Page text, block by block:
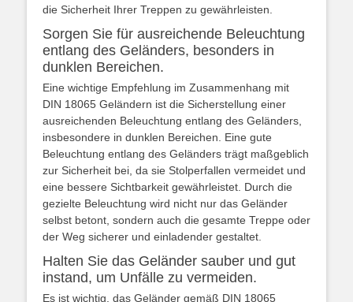
die Sicherheit Ihrer Treppen zu gewährleisten.
Sorgen Sie für ausreichende Beleuchtung
entlang des Geländers, besonders in
dunklen Bereichen.
Eine wichtige Empfehlung im Zusammenhang mit
DIN 18065 Geländern ist die Sicherstellung einer
ausreichenden Beleuchtung entlang des Geländers,
insbesondere in dunklen Bereichen. Eine gute
Beleuchtung entlang des Geländers trägt maßgeblich
zur Sicherheit bei, da sie Stolperfallen vermeidet und
eine bessere Sichtbarkeit gewährleistet. Durch die
gezielte Beleuchtung wird nicht nur das Geländer
selbst betont, sondern auch die gesamte Treppe oder
der Weg sicherer und einladender gestaltet.
Halten Sie das Geländer sauber und gut
instand, um Unfälle zu vermeiden.
Es ist wichtig, das Geländer gemäß DIN 18065